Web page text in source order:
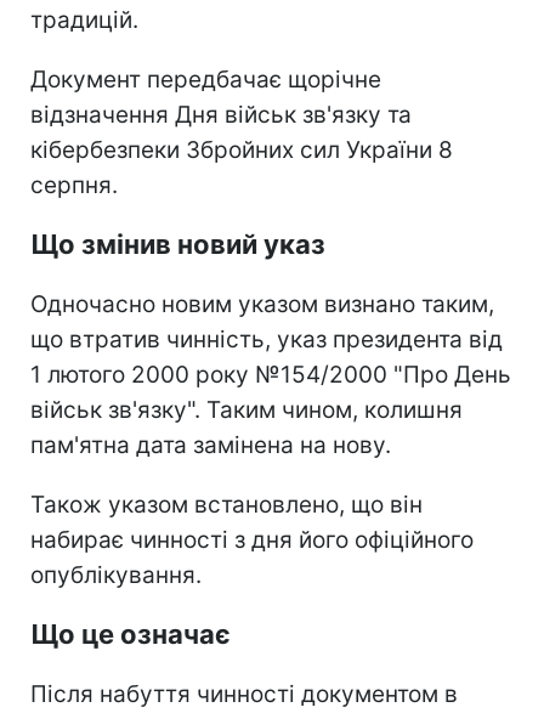
традицій.
Документ передбачає щорічне
відзначення Дня військ зв'язку та
кібербезпеки Збройних сил України 8
серпня.
Що змінив новий указ
Одночасно новим указом визнано таким,
що втратив чинність, указ президента від
1 лютого 2000 року №154/2000 "Про День
військ зв'язку". Таким чином, колишня
пам'ятна дата замінена на нову.
Також указом встановлено, що він
набирає чинності з дня його офіційного
опублікування.
Що це означає
Після набуття чинності документом в